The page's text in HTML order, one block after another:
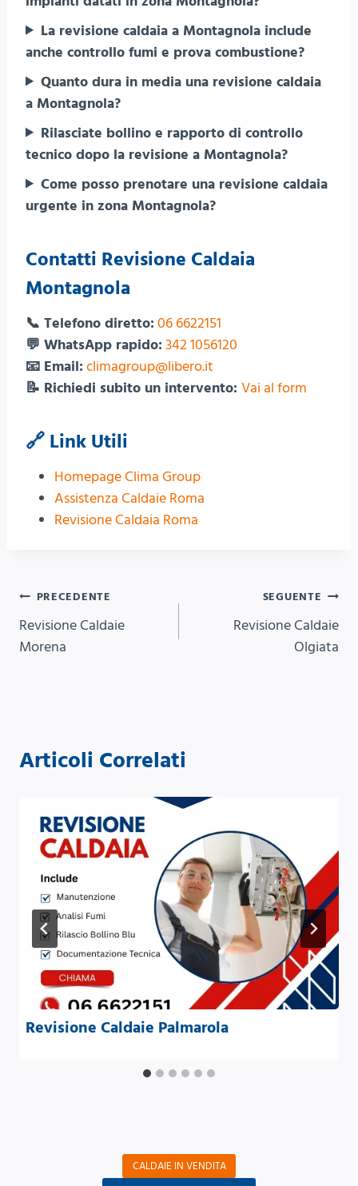
La revisione caldaia a Montagnola include
anche controllo fumi e prova combustione?
Quanto dura in media una revisione caldaia
a Montagnola?
Rilasciate bollino e rapporto di controllo
tecnico dopo la revisione a Montagnola?
Come posso prenotare una revisione caldaia
urgente in zona Montagnola?
Contatti Revisione Caldaia
Montagnola
📞 Telefono diretto: 06 6622151
💬 WhatsApp rapido: 342 1056120
📧 Email: climagroup@libero.it
📝 Richiedi subito un intervento: Vai al form
🔗 Link Utili
Homepage Clima Group
Assistenza Caldaie Roma
Revisione Caldaia Roma
Navigazione
articoli
PRECEDENTE
Revisione Caldaie
Morena
SEGUENTE
Revisione Caldaie
Olgiata
Articoli Correlati
Revisione Caldaie Palmarola
CALDAIE IN VENDITA